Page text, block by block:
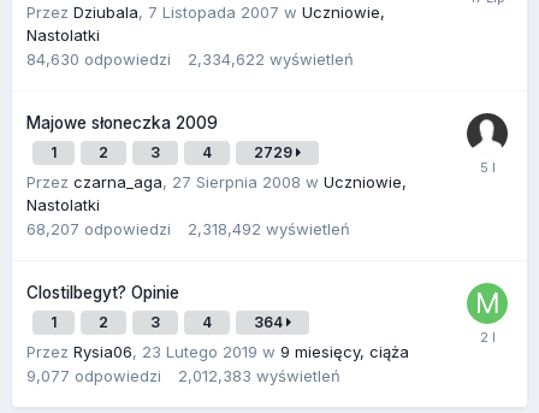
Przez Dziubala, 7 Listopada 2007 w Uczniowie,
Nastolatki
84,630 odpowiedzi 2,334,622 wyświetleń
Majowe słoneczka 2009
1 2 3 4 2729
Przez czarna_aga, 27 Sierpnia 2008 w Uczniowie,
Nastolatki
68,207 odpowiedzi 2,318,492 wyświetleń
Clostilbegyt? Opinie
1 2 3 4 364
Przez Rysia06, 23 Lutego 2019 w 9 miesięcy, ciąża
9,077 odpowiedzi 2,012,383 wyświetleń